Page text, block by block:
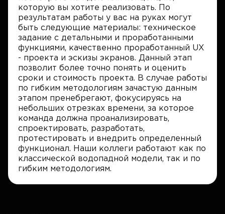
которую вы хотите реализовать. По
результатам работы у вас на руках могут
быть следующие материалы: техническое
задание с детальными и проработанными
функциями, качественно проработанный UX
- проекта и эскизы экранов. Данный этап
позволит более точно понять и оценить
сроки и стоимость проекта. В случае работы
по гибким методологиям зачастую данным
этапом пренебрегают, фокусируясь на
небольших отрезках времени, за которое
команда должна проанализировать,
спроектировать, разработать,
протестировать и внедрить определенный
функционал. Наши коллеги работают как по
классической водопадной модели, так и по
гибким методологиям.